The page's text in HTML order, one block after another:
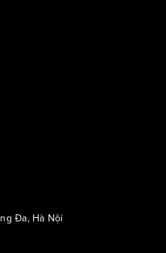
Đa, Hà Nội